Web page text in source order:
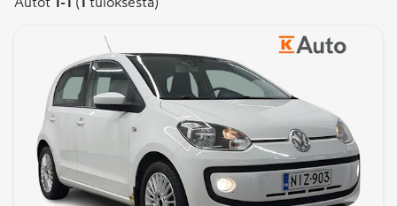
yhteensä